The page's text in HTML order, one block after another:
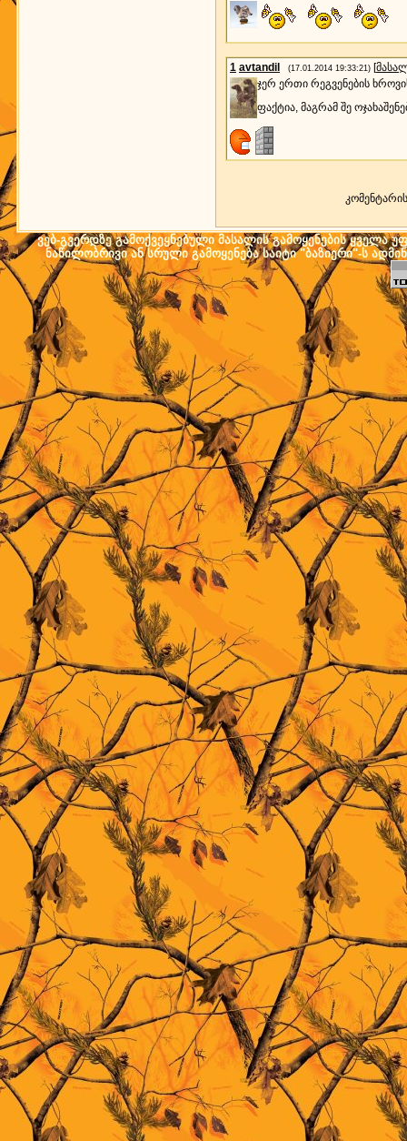
1 avtandil (17.01.2014 19:33:21) [
ჯერ ერთი რეგვენების
ფაქტია, მაგრამ შე
ვებ-გვერდზე გამოქვეყნებული მასალის გამოყენების ყველა
ნაწილობრივი ან სრული გამოყენება საიტი "ბაზიერი"-ს